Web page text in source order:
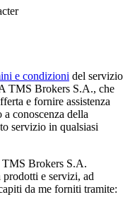
e condizioni del servizio
TMS Brokers S.A., che
e fornire assistenza
conoscenza della
servizio in qualsiasi
Brokers S.A.
e servizi, ad
da me forniti tramite: